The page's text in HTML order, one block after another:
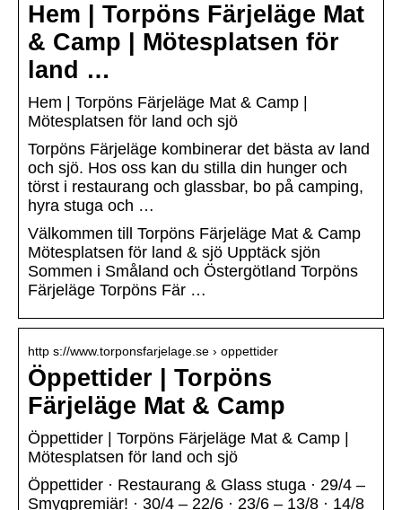
Hem | Torpöns Färjeläge Mat
& Camp | Mötesplatsen för
land …
Hem | Torpöns Färjeläge Mat & Camp |
Mötesplatsen för land och sjö
Torpöns Färjeläge kombinerar det bästa av land
och sjö. Hos oss kan du stilla din hunger och
törst i restaurang och glassbar, bo på camping,
hyra stuga och …
Välkommen till Torpöns Färjeläge Mat & Camp
Mötesplatsen för land & sjö Upptäck sjön
Sommen i Småland och Östergötland Torpöns
Färjeläge Torpöns Fär …
http s://www.torponsfarjelage.se › oppettider
Öppettider | Torpöns
Färjeläge Mat & Camp
Öppettider | Torpöns Färjeläge Mat & Camp |
Mötesplatsen för land och sjö
Öppettider · Restaurang & Glass stuga · 29/4 –
Smygpremiär! · 30/4 – 22/6 · 23/6 – 13/8 · 14/8